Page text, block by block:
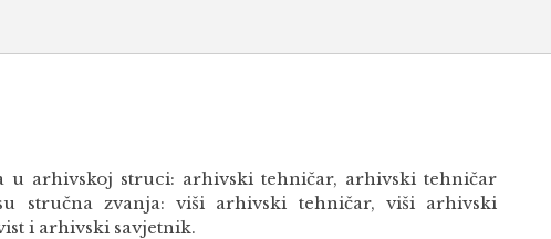
u arhivskoj struci: arhivski tehničar, arhivski tehničar
stručna zvanja: viši arhivski tehničar, viši arhivski
i arhivski savjetnik.